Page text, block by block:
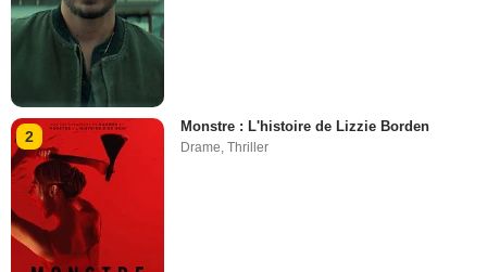
2
Monstre : L'histoire de Lizzie Borden
Drame ,Thriller